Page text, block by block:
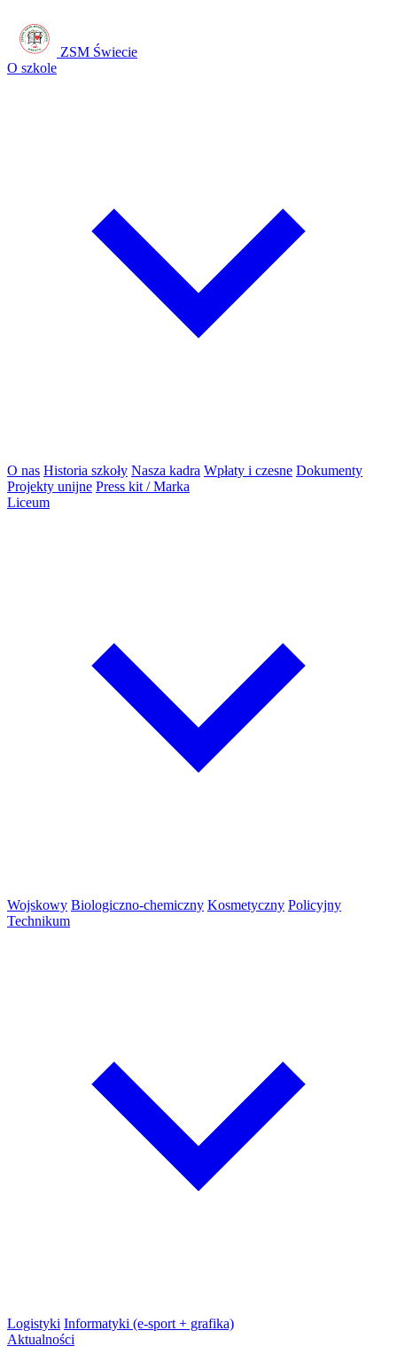
ZSM Świecie
O szkole
O nas Historia szkoły Nasza kadra Wpłaty i czesne Dokumenty
Projekty unijne Press kit / Marka
Liceum
Wojskowy Biologiczno-chemiczny Kosmetyczny Policyjny
Technikum
Logistyki Informatyki (e-sport + grafika)
Aktualności